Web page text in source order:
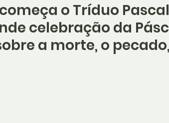
o Tríduo
celebração da
a morte, o